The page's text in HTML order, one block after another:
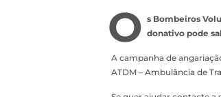
O s Bombeiros
donativo pode
A campanha de
ATDM – Ambulância de